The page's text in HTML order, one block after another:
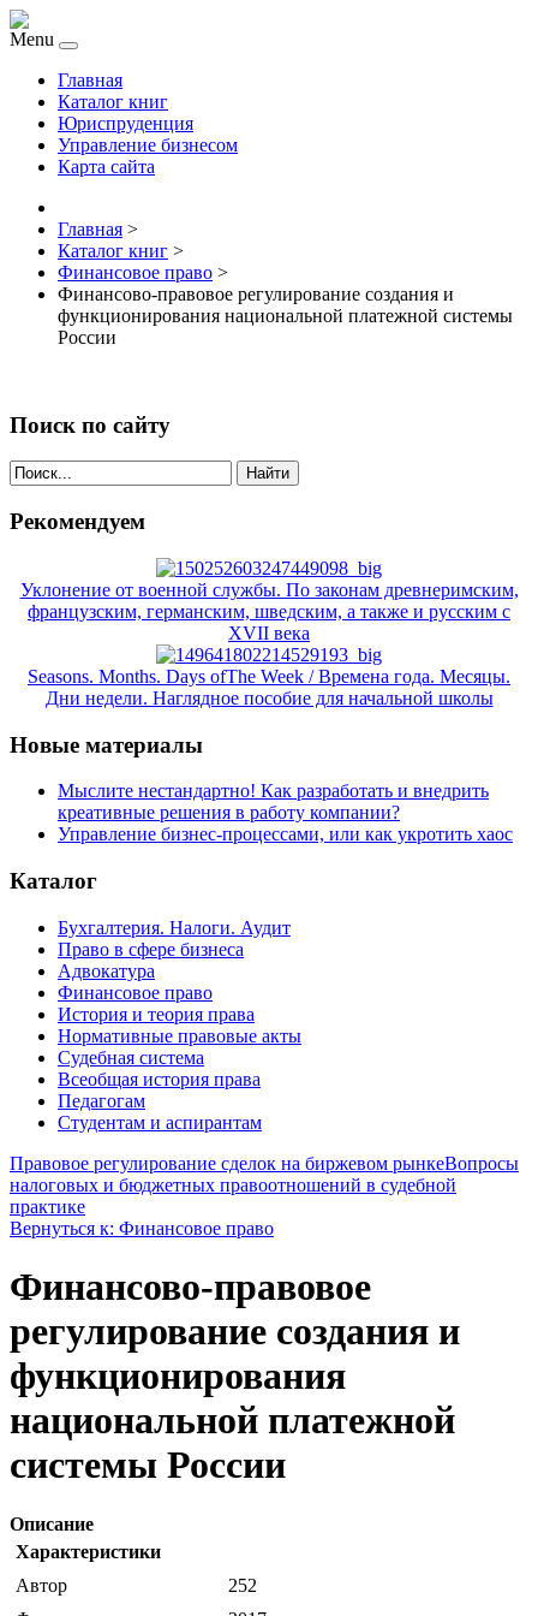
Menu
Главная
Каталог книг
Юриспруденция
Управление бизнесом
Карта сайта
Главная >
Каталог книг >
Финансовое право >
Финансово-правовое регулирование создания и
функционирования национальной платежной системы
России
Поиск по сайту
Найти
Рекомендуем
Уклонение от военной службы. По законам древнеримским,
французским, германским, шведским, а также и русским с
XVII века
Seasons. Months. Days ofThe Week / Времена года. Месяцы.
Дни недели. Наглядное пособие для начальной школы
Новые материалы
Мыслите нестандартно! Как разработать и внедрить
креативные решения в работу компании?
Управление бизнес-процессами, или как укротить хаос
Каталог
Бухгалтерия. Налоги. Аудит
Право в сфере бизнеса
Адвокатура
Финансовое право
История и теория права
Нормативные правовые акты
Судебная система
Всеобщая история права
Педагогам
Студентам и аспирантам
Правовое регулирование сделок на биржевом рынкеВопросы
налоговых и бюджетных правоотношений в судебной
практике
Вернуться к: Финансовое право
Финансово-правовое
регулирование создания и
функционирования
национальной платежной
системы России
Описание
Характеристики
Автор
252